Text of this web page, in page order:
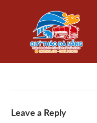
Leave a Reply